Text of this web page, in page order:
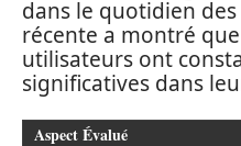
dans le quotidien
récente a montré
utilisateurs ont
significatives dans
Aspect Évalué